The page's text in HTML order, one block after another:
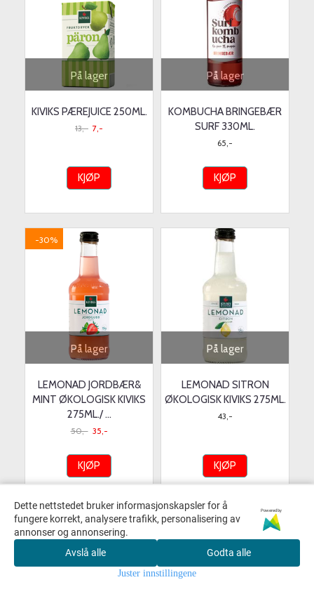
På lager
KIVIKS PÆREJUICE 250ML.
13,- 7,-
KJØP
På lager
KOMBUCHA BRINGEBÆR
SURF 330ML.
65,-
KJØP
På lager
-30%
LEMONAD JORDBÆR&
MINT ØKOLOGISK KIVIKS
275ML./ ...
50,- 35,-
KJØP
På lager
LEMONAD SITRON
ØKOLOGISK KIVIKS 275ML.
43,-
KJØP
Dette nettstedet bruker informasjonskapsler for å
fungere korrekt, analysere trafikk, personalisering av
annonser og annonsering.
Powered by
Avslå alle Godta alle
Juster innstillingene